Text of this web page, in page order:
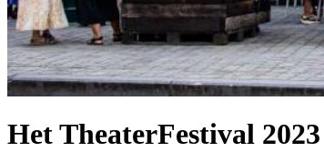
Het TheaterFestival 2023